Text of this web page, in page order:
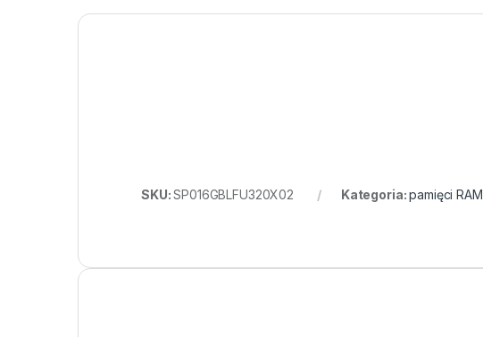
SKU:SP016GBLFU320X02 Kategoria:pamięci RAM